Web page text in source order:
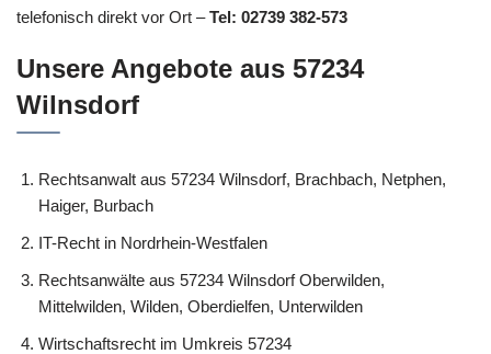
telefonisch direkt vor Ort –Tel: 02739 382-573
Unsere Angebote aus 57234
Wilnsdorf
Rechtsanwalt aus 57234 Wilnsdorf, Brachbach, Netphen,
Haiger, Burbach
IT-Recht in Nordrhein-Westfalen
Rechtsanwälte aus 57234 Wilnsdorf Oberwilden,
Mittelwilden, Wilden, Oberdielfen, Unterwilden
Wirtschaftsrecht im Umkreis 57234